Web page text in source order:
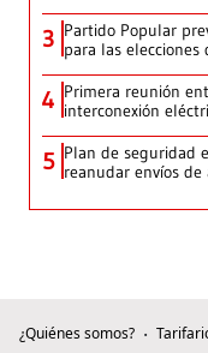
3 Partido Popular
para las elecciones
4 Primera reunión
interconexión
5 Plan de seguridad
reanudar envíos
¿Quiénes somos?